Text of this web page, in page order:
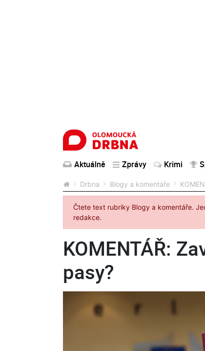
Aktuálně Zprávy Krimi
Drbna Blogy a komentáře
Čtete text rubriky Blogy a komentáře.
redakce.
KOMENTÁŘ:
pasy?